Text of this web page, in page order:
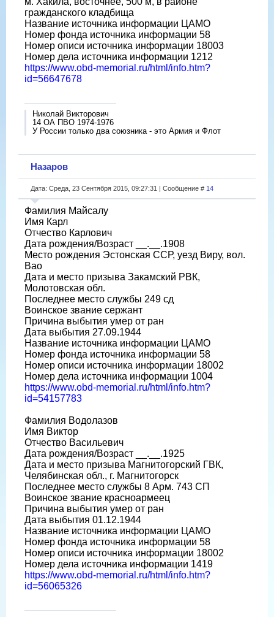
гражданского кладбища
Название источника информации ЦАМО
Номер фонда источника информации 58
Номер описи источника информации 18003
Номер дела источника информации 1212
https://www.obd-memorial.ru/html/info.htm?
id=56647678
Николай Викторович
14 ОА ПВО 1974-1976
У России только два союзника - это Армия и Флот
Назаров
Дата: Среда, 23 Сентября 2015, 09:27:31 | Сообщение # 14
Фамилия Майсалу
Имя Карл
Отчество Карлович
Дата рождения/Возраст __.__.1908
Место рождения Эстонская ССР, уезд Виру, вол.
Вао
Дата и место призыва Закамский РВК,
Молотовская обл.
Последнее место службы 249 сд
Воинское звание сержант
Причина выбытия умер от ран
Дата выбытия 27.09.1944
Название источника информации ЦАМО
Номер фонда источника информации 58
Номер описи источника информации 18002
Номер дела источника информации 1004
https://www.obd-memorial.ru/html/info.htm?
id=54157783
Фамилия Водолазов
Имя Виктор
Отчество Васильевич
Дата рождения/Возраст __.__.1925
Дата и место призыва Магнитогорский ГВК,
Челябинская обл., г. Магнитогорск
Последнее место службы 8 Арм. 743 СП
Воинское звание красноармеец
Причина выбытия умер от ран
Дата выбытия 01.12.1944
Название источника информации ЦАМО
Номер фонда источника информации 58
Номер описи источника информации 18002
Номер дела источника информации 1419
https://www.obd-memorial.ru/html/info.htm?
id=56065326